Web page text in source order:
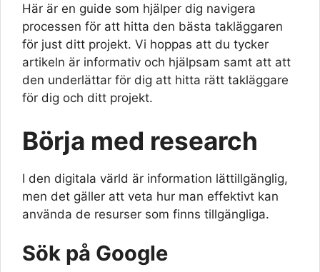
Här är en guide som hjälper dig navigera
processen för att hitta den bästa takläggaren
för just ditt projekt. Vi hoppas att du tycker
artikeln är informativ och hjälpsam samt att att
den underlättar för dig att hitta rätt takläggare
för dig och ditt projekt.
Börja med research
I den digitala värld är information lättillgänglig,
men det gäller att veta hur man effektivt kan
använda de resurser som finns tillgängliga.
Sök på Google